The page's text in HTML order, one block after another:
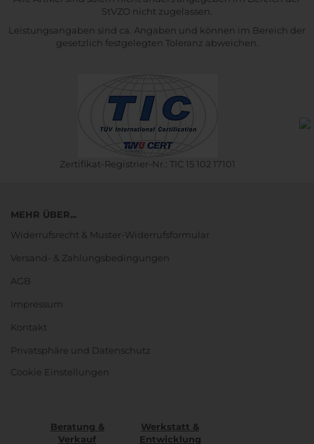
StVZO nicht zugelassen.
Leistungsangaben sind ca. Angaben und können im Bereich der
gesetzlich festgelegten Toleranz abweichen.
Zertifikat-Registrier-Nr.: TIC 15 102 17101
MEHR ÜBER...
Widerrufsrecht & Muster-Widerrufsformular
Versand- & Zahlungsbedingungen
AGB
Impressum
Kontakt
Privatsphäre und Datenschutz
Cookie Einstellungen
Beratung &
Verkauf
Werkstatt &
Entwicklung